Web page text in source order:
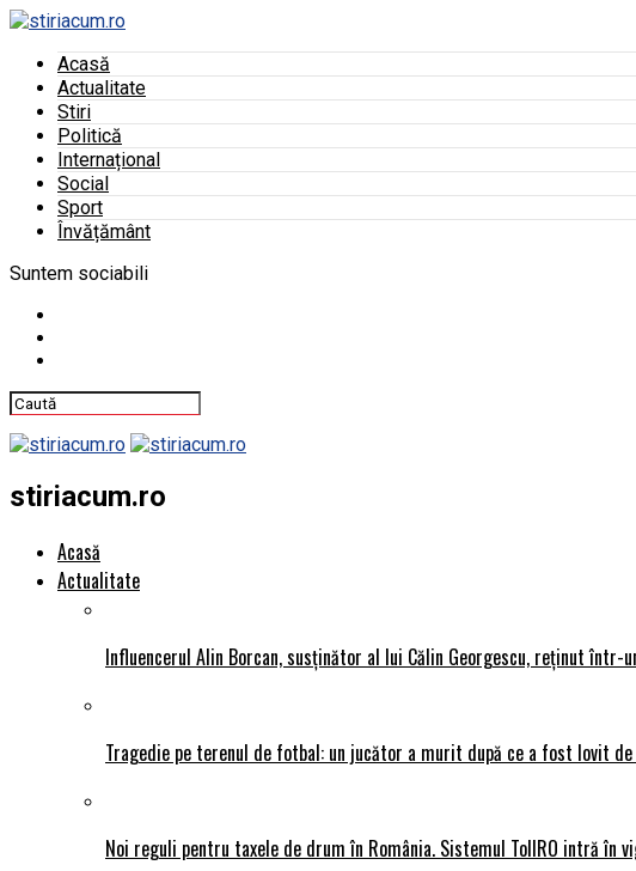
Acasă
Actualitate
Stiri
Politică
Internațional
Social
Sport
Învățământ
Suntem sociabili
stiriacum.ro
Acasă
Actualitate
Influencerul Alin Borcan, susținător al lui Călin Georgescu, reținut
Tragedie pe terenul de fotbal: un jucător a murit după ce a fost lovit
Noi reguli pentru taxele de drum în România. Sistemul TollRO intră în